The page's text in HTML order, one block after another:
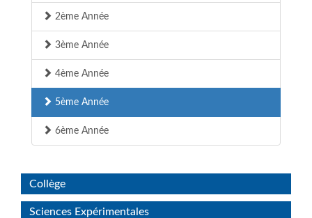
2ème Année
3ème Année
4ème Année
5ème Année
6ème Année
Collège
Sciences Expérimentales